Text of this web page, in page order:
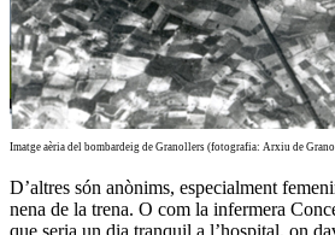
Imatge aèria del bombardeig de Granollers (fotografia: Arxiu de
D’altres són anònims, especialment
nena de la trena. O com la infermera